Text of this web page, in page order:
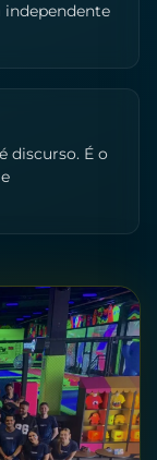
independente
discurso. É o